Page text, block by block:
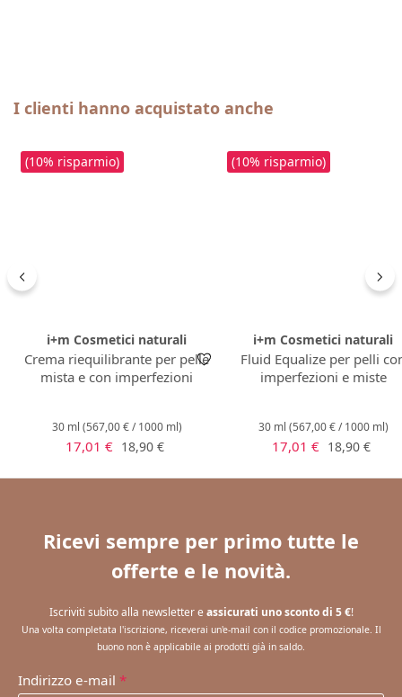
Salta la galleria dei prodotti
I clienti hanno acquistato anche
(10% risparmio)
i+m Cosmetici naturali
Crema riequilibrante per pelle
mista e con imperfezioni
30 ml (567,00 € / 1000 ml)
Prezzo di vendita:
17,01 € Prezzo normale:
18,90 €
(10% risparmio)
i+m Cosmetici naturali
Fluid Equalize per pelli
imperfezioni e miste
30 ml (567,00 € / 1000 ml)
Prezzo di vendita:
17,01 € Prezzo
18,90 €
Ricevi sempre per primo tutte le
offerte e le novità.
Iscriviti subito alla newsletter e assicurati uno sconto di 5 €!
Una volta completata l'iscrizione, riceverai un'e-mail con il codice promozionale. Il
buono non è applicabile ai prodotti già in saldo.
Indirizzo e-mail *